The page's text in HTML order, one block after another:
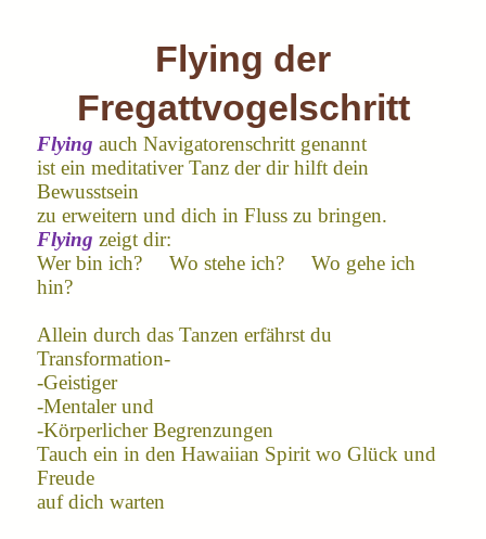
Flying der
Fregattvogelschritt
Flying auch Navigatorenschritt genannt
ist ein meditativer Tanz der dir hilft dein
Bewusstsein
zu erweitern und dich in Fluss zu bringen.
Flying zeigt dir:
Wer bin ich? Wo stehe ich? Wo gehe ich
hin?
Allein durch das Tanzen erfährst du
Transformation-
-Geistiger
-Mentaler und
-Körperlicher Begrenzungen
Tauch ein in den Hawaiian Spirit wo Glück und
Freude
auf dich warten